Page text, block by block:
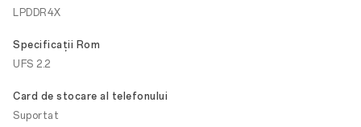
LPDDR4X
Specificații Rom
UFS 2.2
Card de stocare al telefonului
Suportat